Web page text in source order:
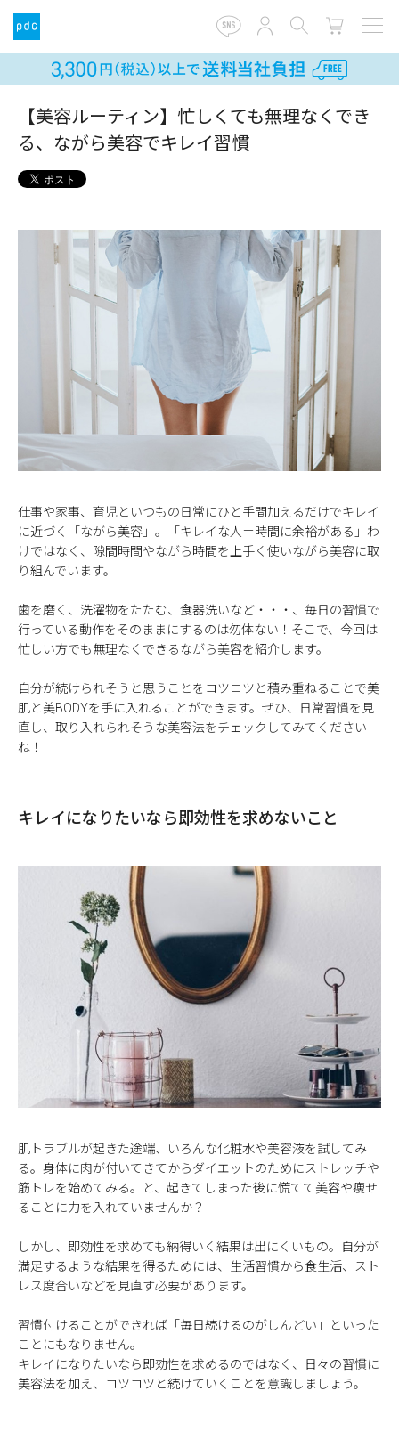
【美容ルーティン】忙しくても無理なくでき
る、ながら美容でキレイ習慣
仕事や家事、育児といつもの日常にひと手間加えるだけでキレイ
に近づく「ながら美容」。「キレイな人＝時間に余裕がある」わ
けではなく、隙間時間やながら時間を上手く使いながら美容に取
り組んでいます。
歯を磨く、洗濯物をたたむ、食器洗いなど・・・、毎日の習慣で
行っている動作をそのままにするのは勿体ない！そこで、今回は
忙しい方でも無理なくできるながら美容を紹介します。
自分が続けられそうと思うことをコツコツと積み重ねることで美
肌と美BODYを手に入れることができます。ぜひ、日常習慣を見
直し、取り入れられそうな美容法をチェックしてみてください
ね！
キレイになりたいなら即効性を求めないこと
肌トラブルが起きた途端、いろんな化粧水や美容液を試してみ
る。身体に肉が付いてきてからダイエットのためにストレッチや
筋トレを始めてみる。と、起きてしまった後に慌てて美容や痩せ
ることに力を入れていませんか？
しかし、即効性を求めても納得いく結果は出にくいもの。自分が
満足するような結果を得るためには、生活習慣から食生活、スト
レス度合いなどを見直す必要があります。
習慣付けることができれば「毎日続けるのがしんどい」といった
ことにもなりません。
キレイになりたいなら即効性を求めるのではなく、日々の習慣に
美容法を加え、コツコツと続けていくことを意識しましょう。